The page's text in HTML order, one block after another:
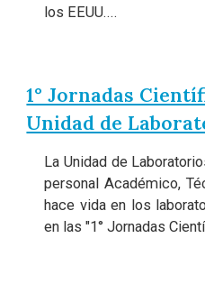
los EEUU....
1° Jornadas
Unidad de
La Unidad de
personal Académico,
hace vida en los
en las "1° Jornadas